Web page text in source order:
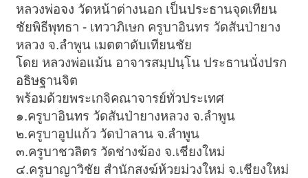
หลวงพ่อจง วัดหน้าต่างนอก เป็นประธานจุดเทียน
ชัยพิธีพุทธา - เทวาภิเษก ครูบาอินทร วัดสันป่ายาง
หลวง จ.ลำพูน เมตตาดับเทียนชัย
โดย หลวงพ่อแม้น อาจารสมฺปนฺโน ประธานนั่งปรก
อธิษฐานจิต
พร้อมด้วยพระเกจิคณาจารย์ทั่วประเทศ
๑.ครูบาอินทร วัดสันป่ายางหลวง จ.ลำพูน
๒.ครูบาอูปแก้ว วัดป่าลาน จ.ลำพูน
๓.ครูบาชวลิตร วัดช่างฆ้อง จ.เชียงใหม่
๔.ครูบาญาวิชัย สำนักสงฆ์ห้วยม่วงใหม่ จ.เชียงใหม่